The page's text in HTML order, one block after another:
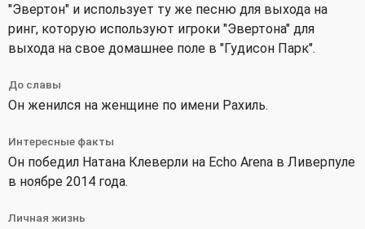
"Эвертон" и использует ту же песню для выхода на
ринг, которую используют игроки "Эвертона" для
выхода на свое домашнее поле в "Гудисон Парк".
До славы
Он женился на женщине по имени Рахиль.
Интересные факты
Он победил Натана Клеверли на Echo Arena в Ливерпуле
в ноябре 2014 года.
Личная жизнь